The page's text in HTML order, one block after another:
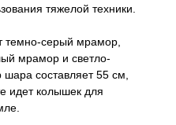
тяжелой техники.
темно-серый мрамор,
мрамор и светло-
составляет 55 см,
идет колышек для